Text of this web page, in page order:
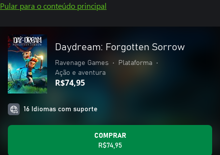
Pular para o conteúdo principal
Daydream: Forgotten Sorrow
Ravenage Games • Plataforma
•
Ação e aventura
R$74,95
16 Idiomas com suporte
COMPRAR
R$74,95